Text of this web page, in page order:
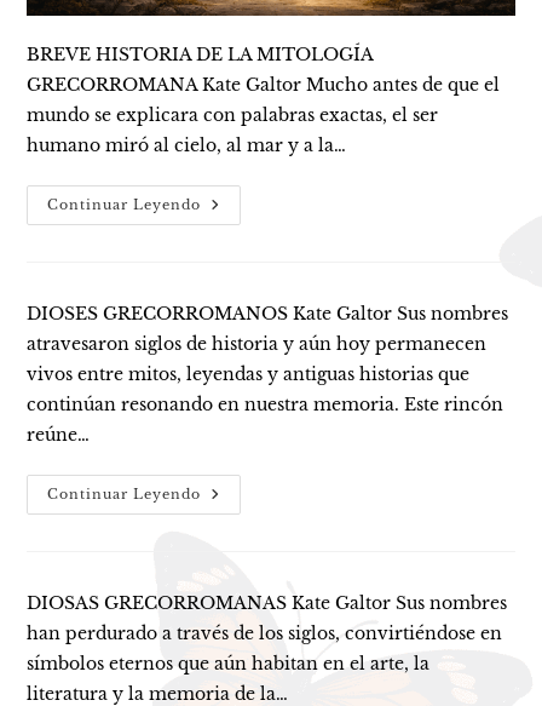
BREVE HISTORIA DE LA MITOLOGÍA
GRECORROMANA Kate Galtor Mucho antes de que el
mundo se explicara con palabras exactas, el ser
humano miró al cielo, al mar y a la…
Continuar Leyendo Historia
DIOSES GRECORROMANOS Kate Galtor Sus nombres
atravesaron siglos de historia y aún hoy permanecen
vivos entre mitos, leyendas y antiguas historias que
continúan resonando en nuestra memoria. Este rincón
reúne…
Continuar Leyendo Dioses
DIOSAS GRECORROMANAS Kate Galtor Sus nombres
han perdurado a través de los siglos, convirtiéndose en
símbolos eternos que aún habitan en el arte, la
literatura y la memoria de la…